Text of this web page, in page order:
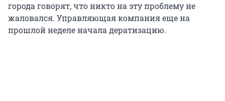
города говорят, что никто на эту проблему не
жаловался. Управляющая компания еще на
прошлой неделе начала дератизацию.